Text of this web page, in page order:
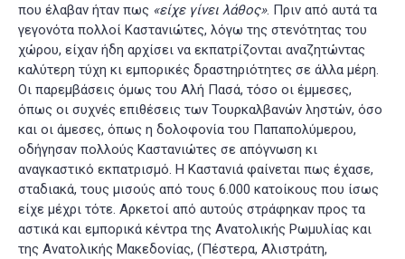
που έλαβαν ήταν πως «είχε γίνει λάθος». Πριν από αυτά τα
γεγονότα πολλοί Καστανιώτες, λόγω της στενότητας του
χώρου, είχαν ήδη αρχίσει να εκπατρίζονται αναζητώντας
καλύτερη τύχη κι εμπορικές δραστηριότητες σε άλλα μέρη.
Οι παρεμβάσεις όμως του Αλή Πασά, τόσο οι έμμεσες,
όπως οι συχνές επιθέσεις των Τουρκαλβανών ληστών, όσο
και οι άμεσες, όπως η δολοφονία του Παπαπολύμερου,
οδήγησαν πολλούς Καστανιώτες σε απόγνωση κι
αναγκαστικό εκπατρισμό. Η Καστανιά φαίνεται πως έχασε,
σταδιακά, τους μισούς από τους 6.000 κατοίκους που ίσως
είχε μέχρι τότε. Αρκετοί από αυτούς στράφηκαν προς τα
αστικά και εμπορικά κέντρα της Ανατολικής Ρωμυλίας και
της Ανατολικής Μακεδονίας, (Πέστερα, Αλιστράτη,